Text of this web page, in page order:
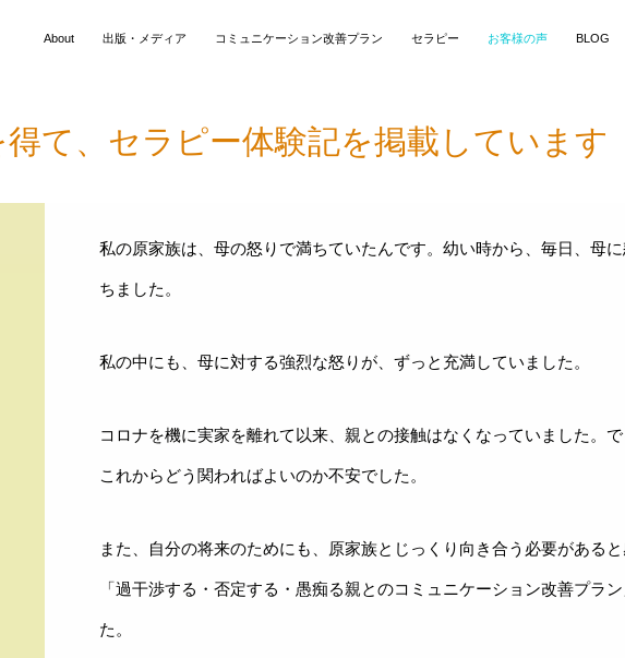
About 出版・メディア コミュニケーション改善プラン セラピー お客様の声 BLOG
て、セラピー体験記を掲載しています
O.Rさん （30代／ウェブデザイナ
「改善プラン」体験 (3か月間)
私の原家族は、母の怒りで満ちていたんです。幼い時から、毎日、母
ちました。
私の中にも、母に対する強烈な怒りが、ずっと充満していました。
コロナを機に実家を離れて以来、親との接触はなくなっていました。で
これからどう関わればよいのか不安でした。
また、自分の将来のためにも、原家族とじっくり向き合う必要がある
「過干渉する・否定する・愚痴る親とのコミュニケーション改善プラ
た。